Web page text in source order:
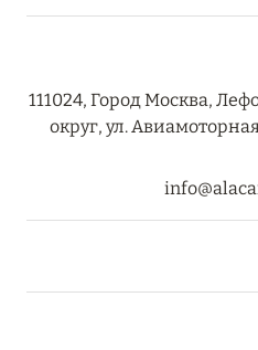
111024, Город Москва,
округ, ул.